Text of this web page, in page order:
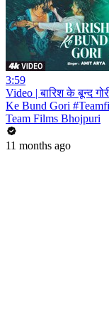
3:59
Video | बारिश के बून्द
Ke Bund Gori
Team Films Bhojpuri
11 months ago